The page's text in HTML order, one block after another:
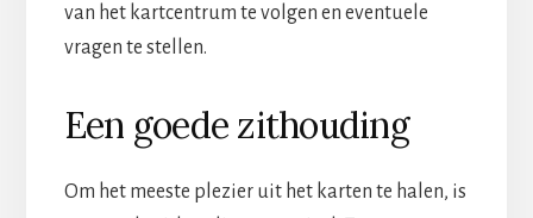
van het kartcentrum te volgen en eventuele
vragen te stellen.
Een goede zithouding
Om het meeste plezier uit het karten te halen, is